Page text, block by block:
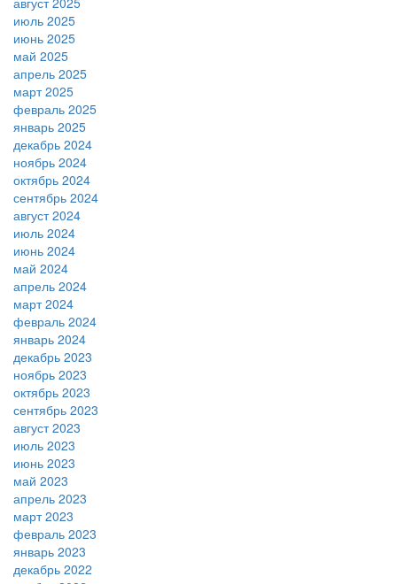
июль 2025
июнь 2025
май 2025
апрель 2025
март 2025
февраль 2025
январь 2025
декабрь 2024
ноябрь 2024
октябрь 2024
сентябрь 2024
август 2024
июль 2024
июнь 2024
май 2024
апрель 2024
март 2024
февраль 2024
январь 2024
декабрь 2023
ноябрь 2023
октябрь 2023
сентябрь 2023
август 2023
июль 2023
июнь 2023
май 2023
апрель 2023
март 2023
февраль 2023
январь 2023
декабрь 2022